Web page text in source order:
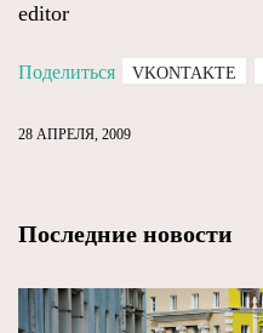
editor
Поделиться VKONTAKTE
28 АПРЕЛЯ, 2009
Последние новости